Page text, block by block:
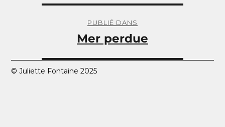
PUBLIÉ DANS
Mer perdue
© Juliette Fontaine 2025